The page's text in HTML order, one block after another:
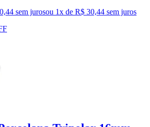
sem jurosou 1x de R$ 30,44 sem juros